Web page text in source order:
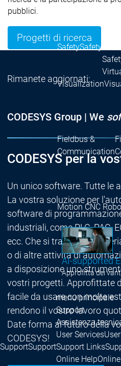
SafetySafety
Visualization
Fieldbus &
Communication
Motion CNC
AI-supported
Approfitta dei
SupportSupport
menu principale
Support
Assistenza
User Services
Support Links
Online Help
pubblici.
Progetti di ricerca
Rimanete aggiornati:
CODESYS Group | We
CODESYS per la
Un unico software. Tutte le
La vostra soluzione per
software di
industriali, come PLC, PAC,
ecc. Che si tratti di
o di altre attività di
a disposizione uno
vostri progetti. Approfittate
facile da usare con molte
rendono il vostro lavoro
Date forma al futuro della
CODESYS!